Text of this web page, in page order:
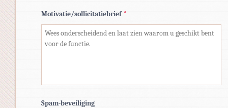
Motivatie/sollicitatiebrief *
Spam-beveiliging